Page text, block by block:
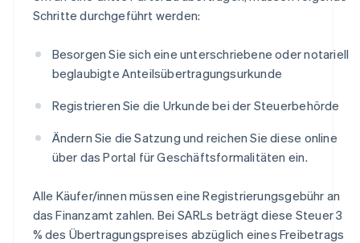
Schritte durchgeführt werden:
Besorgen Sie sich eine unterschriebene oder notariell
beglaubigte Anteilsübertragungsurkunde
Registrieren Sie die Urkunde bei der Steuerbehörde
Ändern Sie die Satzung und reichen Sie diese online
über das Portal für Geschäftsformalitäten ein.
Alle Käufer/innen müssen eine Registrierungsgebühr an
das Finanzamt zahlen. Bei SARLs beträgt diese Steuer 3
% des Übertragungspreises abzüglich eines Freibetrags